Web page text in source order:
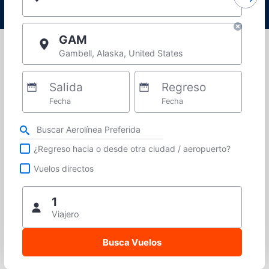
GAM
Gambell, Alaska, United States
Salida
Fecha
Regreso
Fecha
Refina tu búsqueda por aerolínea, ciudad o aeropuerto o vuelos directos
¿Regreso hacia o desde otra ciudad / aeropuerto?
Vuelos directos
1
Viajero